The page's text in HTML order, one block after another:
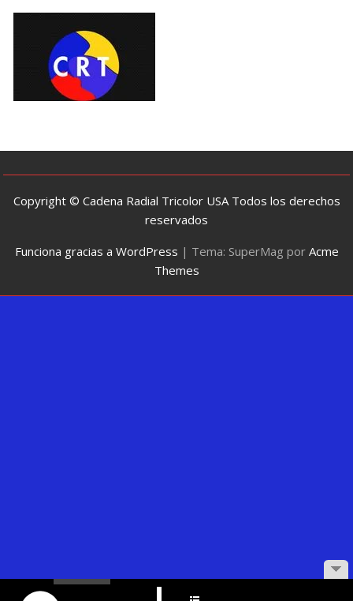
Copyright © Cadena Radial Tricolor USA Todos los derechos
reservados
Funciona gracias a WordPress | Tema: SuperMag por Acme
Themes